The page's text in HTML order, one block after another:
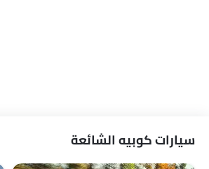
سيارات كوبيه الشائعة